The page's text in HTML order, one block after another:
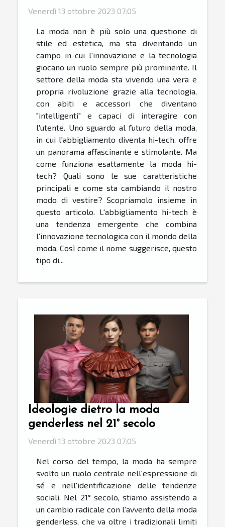
Venerdì 13 ottobre 2023 07:05
La moda non è più solo una questione di
stile ed estetica, ma sta diventando un
campo in cui l'innovazione e la tecnologia
giocano un ruolo sempre più prominente. Il
settore della moda sta vivendo una vera e
propria rivoluzione grazie alla tecnologia,
con abiti e accessori che diventano
"intelligenti" e capaci di interagire con
l'utente. Uno sguardo al futuro della moda,
in cui l'abbigliamento diventa hi-tech, offre
un panorama affascinante e stimolante. Ma
come funziona esattamente la moda hi-
tech? Quali sono le sue caratteristiche
principali e come sta cambiando il nostro
modo di vestire? Scopriamolo insieme in
questo articolo. L'abbigliamento hi-tech è
una tendenza emergente che combina
l'innovazione tecnologica con il mondo della
moda. Così come il nome suggerisce, questo
tipo di...
Ideologie dietro la moda
genderless nel 21° secolo
Venerdì 13 ottobre 2023 07:05
Nel corso del tempo, la moda ha sempre
svolto un ruolo centrale nell'espressione di
sé e nell'identificazione delle tendenze
sociali. Nel 21° secolo, stiamo assistendo a
un cambio radicale con l'avvento della moda
genderless, che va oltre i tradizionali limiti